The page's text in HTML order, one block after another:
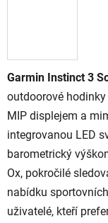
Garmin Instinct 3
outdoorové
MIP displejem a
integrovanou LED
barometrický
Ox, pokročilé
nabídku
uživatelé, kteří